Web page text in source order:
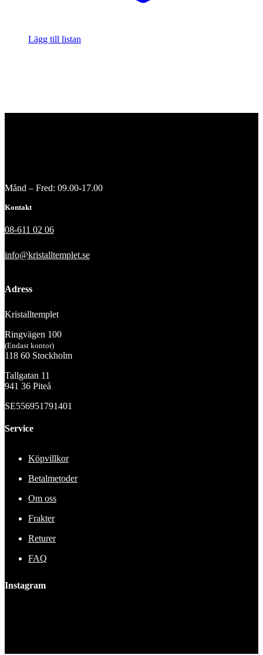
Lägg till listan
Månd – Fred: 09.00-17.00
Kontakt
08-611 02 06
info@kristalltemplet.se
Adress
Kristalltemplet
Ringvägen 100
(Endast kontor)
118 60 Stockholm
Tallgatan 11
941 36 Piteå
SE556951791401
Service
Köpvillkor
Betalmetoder
Om oss
Frakter
Returer
FAQ
Instagram